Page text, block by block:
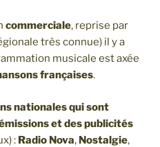
commerciale, reprise par
très connue) il y a
musicale est axée
françaises.
nationales qui sont
et des publicités
: Radio Nova, Nostalgie,